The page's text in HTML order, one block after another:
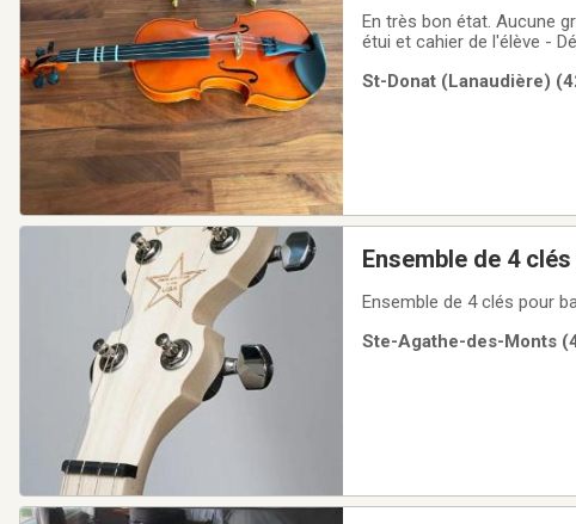
En très bon état. Aucune
étui et cahier de l'élève -
St-Donat (Lanaudière)
Ste-Agathe-des-Monts